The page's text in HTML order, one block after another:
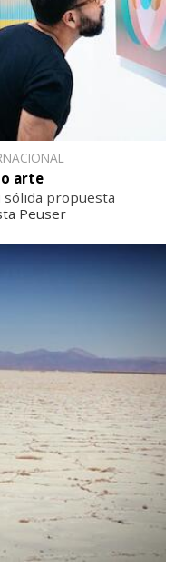
arte
sólida propuesta
Peuser